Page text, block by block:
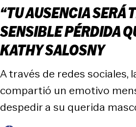
“TU AUSENCIA SERÁ
SENSIBLE PÉRDIDA
KATHY SALOSNY
A través de redes sociales,
compartió un emotivo
despedir a su querida